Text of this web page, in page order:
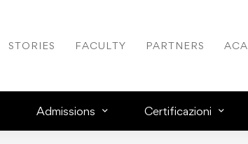
STORIES FACULTY PARTNERS
Admissions Certificazioni